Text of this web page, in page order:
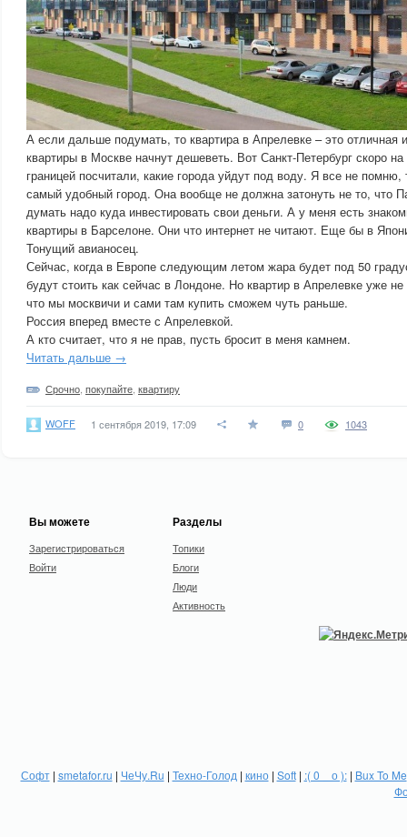
А если дальше подумать, то квартира в Апрелевке – это отличная
квартиры в Москве начнут дешеветь. Вот Санкт-Петербург скоро
границей посчитали, какие города уйдут под воду. Я все не
самый удобный город. Она вообще не должна затонуть не то, что
думать надо куда инвестировать свои деньги. А у меня есть
квартиры в Барселоне. Они что интернет не читают. Еще бы в
Тонущий авианосец.
Сейчас, когда в Европе следующим летом жара будет под 50
будут стоить как сейчас в Лондоне. Но квартир в Апрелевке уже
что мы москвичи и сами там купить сможем чуть раньше.
Россия вперед вместе с Апрелевкой.
А кто считает, что я не прав, пусть бросит в меня камнем.
Читать дальше →
Срочно покупайте квартиру
WOFF 1 сентября 2019, 17:09 0 1043
Вы можете
Зарегистрироваться
Войти
Разделы
Топики
Блоги
Люди
Активность
Софт| smetafor.ru | ЧеЧу.Ru | Техно-Голод | кино| Soft| :( 0 _ о ):| Bux To Me